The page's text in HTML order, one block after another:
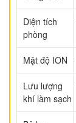
Diện tích
phòng
Mật độ ION
Lưu lượng
khí làm sạch